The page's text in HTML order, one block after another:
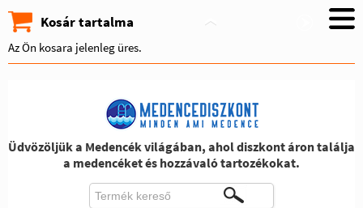
Kosár tartalma
Az Ön kosara jelenleg üres.
Üdvözöljük a Medencék világában, ahol diszkont áron találja
a medencéket és hozzávaló tartozékokat.